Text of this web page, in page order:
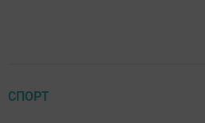
СПОРТ